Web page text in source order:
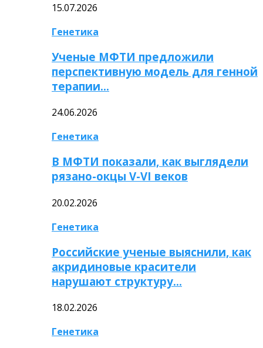
15.07.2026
Генетика
Ученые МФТИ предложили
перспективную модель для генной
терапии…
24.06.2026
Генетика
В МФТИ показали, как выглядели
рязано-окцы V-VI веков
20.02.2026
Генетика
Российские ученые выяснили, как
акридиновые красители
нарушают структуру…
18.02.2026
Генетика